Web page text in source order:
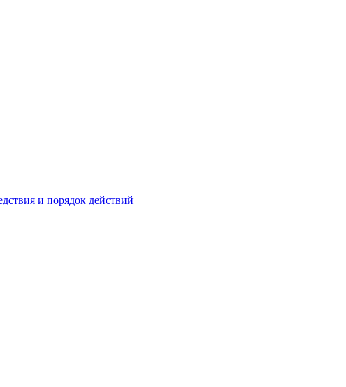
и порядок действий